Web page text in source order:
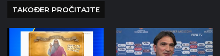
TAKOĐER PROČITAJTE